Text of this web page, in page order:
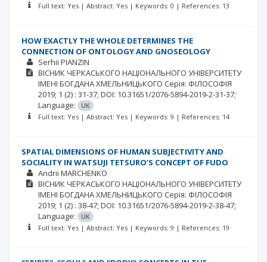
Full text: Yes | Abstract: Yes | Keywords: 0 | References: 13
HOW EXACTLY THE WHOLE DETERMINES THE
CONNECTION OF ONTOLOGY AND GNOSEOLOGY
Serhii PIANZIN
ВІСНИК ЧЕРКАСЬКОГО НАЦІОНАЛЬНОГО УНІВЕРСИТЕТУ
ІМЕНІ БОГДАНА ХМЕЛЬНИЦЬКОГО Серія: ФІЛОСОФІЯ
2019; 1 (2) : 31-37; DOI: 10.31651/2076-5894-2019-2-31-37;
Language:
UK
Full text: Yes | Abstract: Yes | Keywords: 9 | References: 14
SPATIAL DIMENSIONS OF HUMAN SUBJECTIVITY AND
SOCIALITY IN WATSUJI TETSURO’S CONCEPT OF FUDO
Andrii MARCHENKO
ВІСНИК ЧЕРКАСЬКОГО НАЦІОНАЛЬНОГО УНІВЕРСИТЕТУ
ІМЕНІ БОГДАНА ХМЕЛЬНИЦЬКОГО Серія: ФІЛОСОФІЯ
2019; 1 (2) : 38-47; DOI: 10.31651/2076-5894-2019-2-38-47;
Language:
UK
Full text: Yes | Abstract: Yes | Keywords: 9 | References: 19